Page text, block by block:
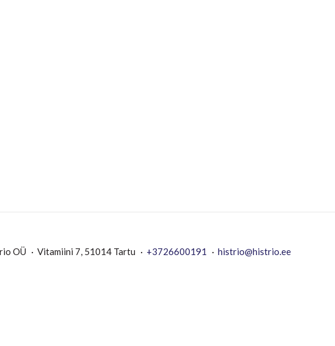
OÜ Vitamiini 7, 51014 Tartu +3726600191 histrio@histrio.ee